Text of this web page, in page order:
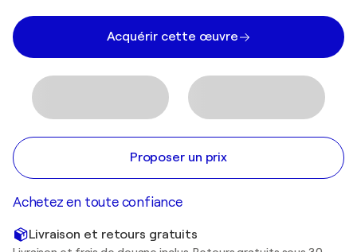
Acquérir cette œuvre
Proposer un prix
Achetez en toute confiance
Livraison et retours gratuits